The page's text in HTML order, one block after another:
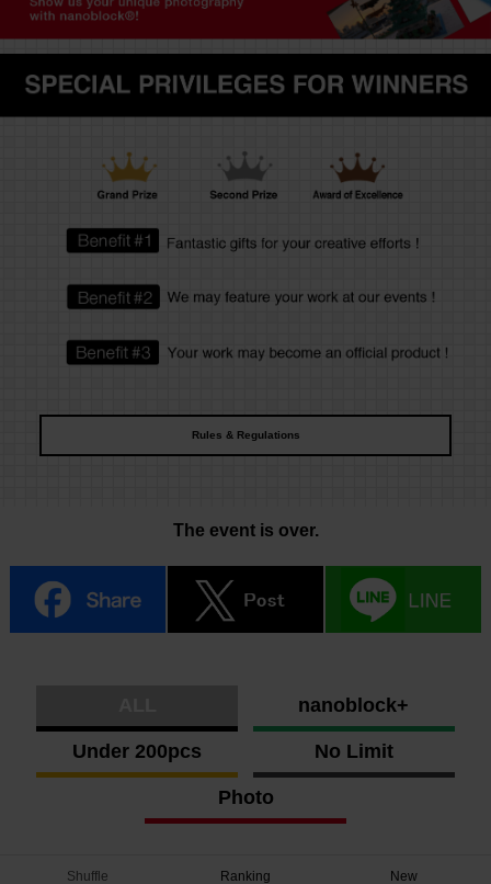
Rules & Regulations
The event is over.
nanoblock+
Under 200pcs No Limit
Photo
Shuffle Ranking New